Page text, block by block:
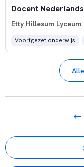
Docent Nederlands
Etty Hillesum Lyceum
Voortgezet onderwijs